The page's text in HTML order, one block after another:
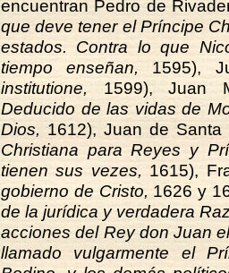
encuentran Pedro de
que deve tener el Príncipe
estados. Contra lo que
tiempo enseñan,
1595),
institutione, 1599), Juan
Deducido de las vidas de
Dios, 1612), Juan de Santa
Christiana para Reyes y
tienen sus vezes, 1615),
gobierno de Cristo, 1626 y
de la jurídica y verdadera
acciones del Rey don Juan
llamado vulgarmente el